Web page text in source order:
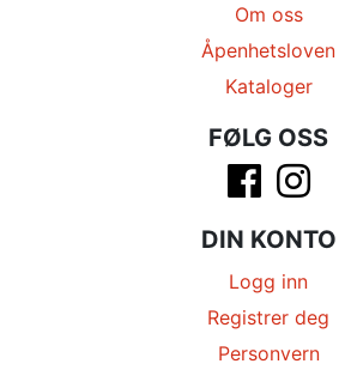
Om oss
Åpenhetsloven
Kataloger
FØLG OSS
DIN KONTO
Logg inn
Registrer deg
Personvern